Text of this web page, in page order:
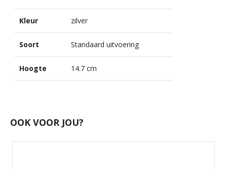
Kleur zilver
Soort Standaard uitvoering
Hoogte 14.7 cm
OOK VOOR JOU?